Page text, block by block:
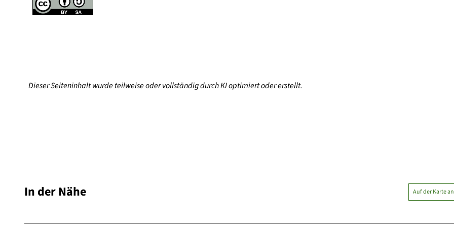
Dieser Seiteninhalt wurde teilweise oder vollständig durch KI optimiert oder erstellt.
In der Nähe Auf der Karte